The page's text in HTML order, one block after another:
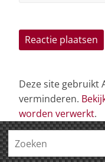
Deze site gebruikt
verminderen.
worden verwerkt.